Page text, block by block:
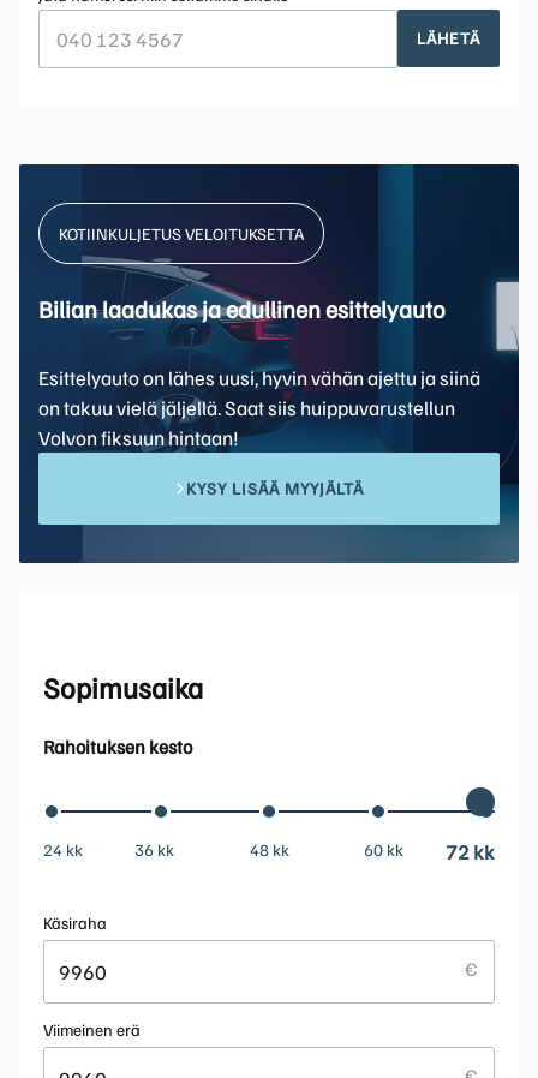
Sopimusaika
Rahoituksen kesto
24 kk 36 kk 48 kk 60 kk 72 kk
Käsiraha
Viimeinen erä
LÄHETÄ
KOTIINKULJETUS VELOITUKSETTA
Bilian laadukas ja edullinen esittelyauto
Esittelyauto on lähes uusi, hyvin vähän ajettu ja siinä
on takuu vielä jäljellä. Saat siis huippuvarustellun
Volvon fiksuun hintaan!
KYSY LISÄÄ MYYJÄLTÄ